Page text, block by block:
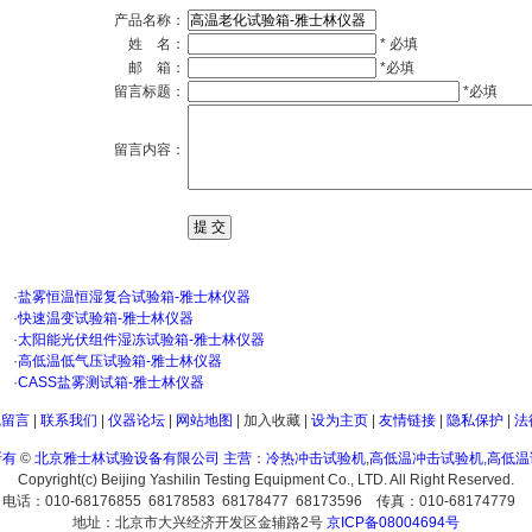
产品名称：
姓 名：
* 必填
邮 箱：
*必填
留言标题：
*必填
留言内容：
·盐雾恒温恒湿复合试验箱-雅士林仪器
·快速温变试验箱-雅士林仪器
·太阳能光伏组件湿冻试验箱-雅士林仪器
·高低温低气压试验箱-雅士林仪器
·CASS盐雾测试箱-雅士林仪器
言| 联系我们 仪器论坛| 网站地图 加入收藏| 设为主页| 友情链接| 隐私保护| 法
© 北京雅士林试验设备有限公司 主营 ： 冷热冲击试验机,高低温冲击试验机,高低
Copyright(c) Beijing Yashilin Testing Equipment Co., LTD. All Right Reserved.
电话：010-68176855 68178583 68178477 68173596 传真：010-68174779
地址：北京市大兴经济开发区金辅路2号 京ICP备08004694号